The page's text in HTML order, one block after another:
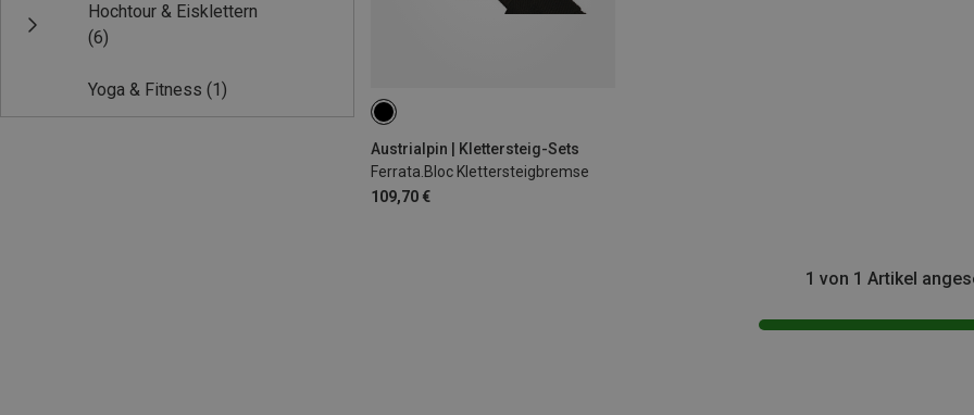
Hochtour & Eisklettern
(6)
Yoga & Fitness (1)
Austrialpin | Klettersteig-Sets
Ferrata.Bloc Klettersteigbremse
109,70 €
1 von 1 Artikel